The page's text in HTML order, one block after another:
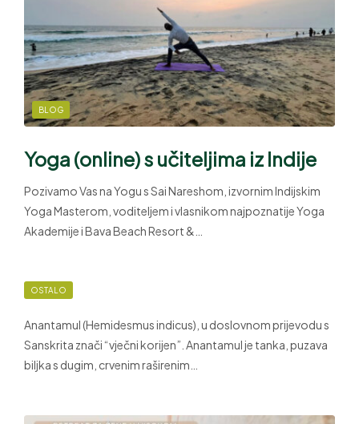
BLOG
Yoga (online) s učiteljima iz Indije
Pozivamo Vas na Yogu s Sai Nareshom, izvornim Indijskim
Yoga Masterom, voditeljem i vlasnikom najpoznatije Yoga
Akademije i Bava Beach Resort &…
OSTALO
Anantamul (Hemidesmus indicus), u doslovnom prijevodu s
Sanskrita znači “vječni korijen”. Anantamul je tanka, puzava
biljka s dugim, crvenim raširenim…